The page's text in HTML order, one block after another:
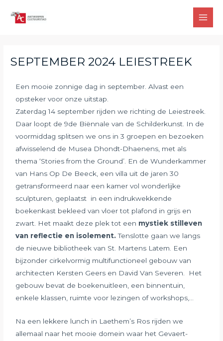
SEPTEMBER 2024 LEIESTREEK
Een mooie zonnige dag in september. Alvast een
opsteker voor onze uitstap.
Zaterdag 14 september rijden we richting de Leiestreek.
Daar loopt de 9de Biënnale van de Schilderkunst. In de
voormiddag splitsen we ons in 3 groepen en bezoeken
afwisselend de Musea Dhondt-Dhaenens, met als
thema ‘Stories from the Ground’. En de Wunderkammer
van Hans Op De Beeck, een villa uit de jaren 30
getransformeerd naar een kamer vol wonderlijke
sculpturen, geplaatst in een indrukwekkende
boekenkast bekleed van vloer tot plafond in grijs en
zwart. Het maakt deze plek tot een mystiek stilleven
van reflectie en isolement. Tenslotte gaan we langs
de nieuwe bibliotheek van St. Martens Latem. Een
bijzonder cirkelvormig multifunctioneel gebouw van
architecten Kersten Geers en David Van Severen. Het
gebouw bevat de boekenuitleen, een binnentuin,
enkele klassen, ruimte voor lezingen of workshops,…
Na een lekkere lunch in Laethem’s Ros rijden we
allemaal naar het mooie domein waar het Gevaert-